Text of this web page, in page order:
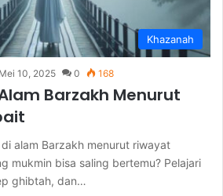
Khazanah
Mei 10, 2025 0 168
Barzakh Menurut
alam Barzakh menurut riwayat
mukmin bisa saling bertemu? Pelajari
ghibtah, dan…